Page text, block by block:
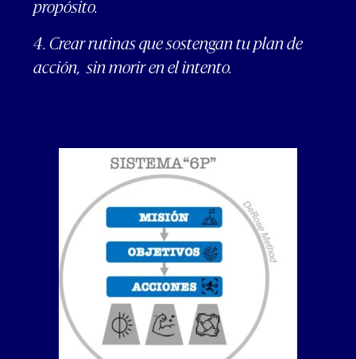
propósito.
4. Crear rutinas que sostengan tu plan de
acción, sin morir en el intento.